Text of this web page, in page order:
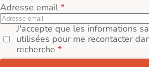
Adresse email
J'accepte que les informations
utilisées pour me recontacter
recherche